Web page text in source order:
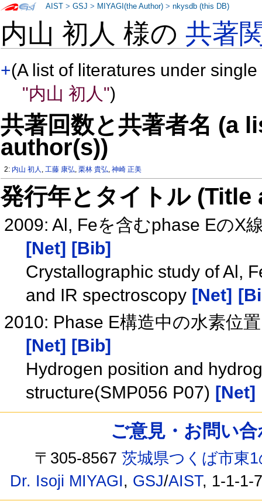
内山 初人 様の共著
+(A list of literatures under
"内山 初人")
共著回数と共著者名 (a
author(s))
2: 内山 初人 ,工藤 康弘,栗林 貴弘,神崎 正美
発行年とタイトル
2009: Al, Feを含むphase EのX
[Net] [Bib]
Crystallographic study of Al,
and IR spectroscopy [Net]
2010: Phase E構造中の水素位
[Net] [Bib]
Hydrogen position and
structure(SMP056 P07) [Net]
AIST >GSJ > MIYAGI(the Author) >nkysdb (this DB)
ご意見・お問い
〒305-8567茨城県つくば市東
Dr. Isoji MIYAGI, GSJ/AIST, 1-1-1-